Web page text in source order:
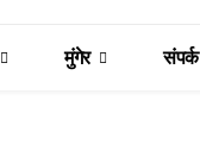
मुंगेर संपर्क